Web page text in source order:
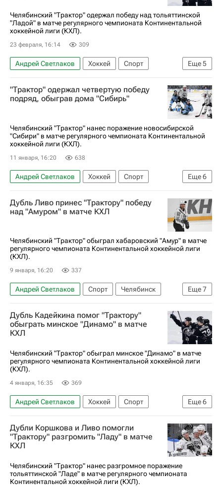
Челябинский "Трактор" одержал победу над тольяттинской
"Ладой" в матче регулярного чемпионата Континентальной
хоккейной лиги (КХЛ).
23 февраля, 16:14 309
Еще5
Андрей Светлаков Хоккей
Спорт
Михал Чайковски
Александр Кадейкин
Трактор
Лада КХЛ 2025-2026
"Трактор" одержал четвертую победу
подряд, обыграв дома "Сибирь"
Челябинский "Трактор" нанес поражение новосибирской
"Сибири" в матче регулярного чемпионата Континентальной
хоккейной лиги (КХЛ).
11 января, 16:20 638
Еще6
Андрей Светлаков Хоккей
Спорт
Василий Глотов
Трактор
Сибирь
Автомобилист
Виталий Кравцов
Дубль Ливо принес "Трактору" победу
над "Амуром" в матче КХЛ
Челябинский "Трактор" обыграл хабаровский "Амур" в матче
регулярного чемпионата Континентальной хоккейной лиги
(КХЛ).
9 января, 16:20 337
Еще7
Андрей Светлаков Спорт
Челябинск
Александр Филатов
Джош Ливо
Михаил Григоренко
Трактор
Амур
Сибирь
Дубль Кадейкина помог "Трактору"
обыграть минское "Динамо" в матче
КХЛ
Челябинский "Трактор" обыграл минское "Динамо" в матче
регулярного чемпионата Континентальной хоккейной лиги
(КХЛ).
4 января, 16:35 369
Еще6
Андрей Светлаков Хоккей
Спорт
Челябинск
Михаил Григоренко
Александр Кадейкин
Трактор
КХЛ 2025-2026
Дубли Коршкова и Ливо помогли
"Трактору" разгромить "Ладу" в матче
КХЛ
Челябинский "Трактор" нанес разгромное поражение
тольяттинской "Ладе" в матче регулярного чемпионата
Континентальной хоккейной лиги (КХЛ).